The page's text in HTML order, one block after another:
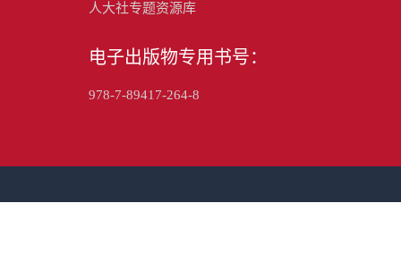
人大社专题资源库
电子出版物专用书号：
978-7-89417-264-8